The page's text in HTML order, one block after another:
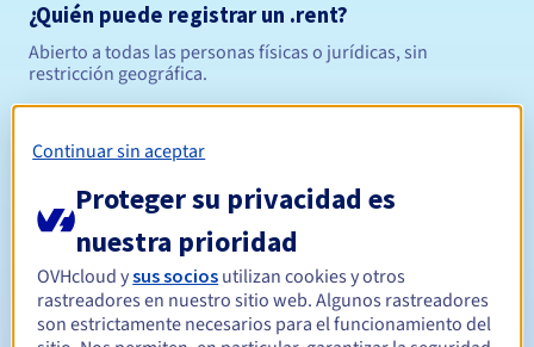
¿Quién puede registrar un .rent?
Abierto a todas las personas físicas o jurídicas, sin
restricción geográfica.
Período de registro
Período de renovación Entre 1 y 10 años
Continuar sin aceptar
Proteger su privacidad es
nuestra prioridad
OVHcloud ysus socios utilizan cookies y otros
rastreadores en nuestro sitio web. Algunos rastreadores
son estrictamente necesarios para el funcionamiento del